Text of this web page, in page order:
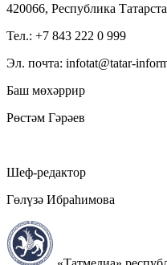
420066, Республика
Тел.: +7 843 222 0 999
Эл. почта: infotat@tatar-
Баш мөхәррир
Рөстәм Гәрәев
Шеф-редактор
Гөлүзә Ибраһимова